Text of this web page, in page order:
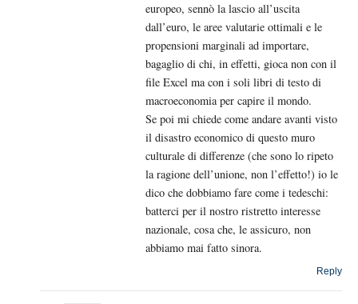
europeo, sennò la lascio all’uscita
dall’euro, le aree valutarie ottimali e le
propensioni marginali ad importare,
bagaglio di chi, in effetti, gioca non con il
file Excel ma con i soli libri di testo di
macroeconomia per capire il mondo.
Se poi mi chiede come andare avanti visto
il disastro economico di questo muro
culturale di differenze (che sono lo ripeto
la ragione dell’unione, non l’effetto!) io le
dico che dobbiamo fare come i tedeschi:
batterci per il nostro ristretto interesse
nazionale, cosa che, le assicuro, non
abbiamo mai fatto sinora.
Reply